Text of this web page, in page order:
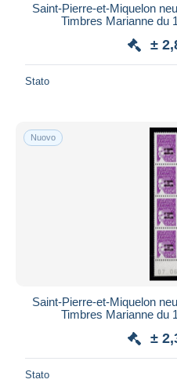
Saint-Pierre-et-Miquelon
Timbres Marianne du
±
Stato
Nuovo
Saint-Pierre-et-Miquelon
Timbres Marianne du
±
Stato